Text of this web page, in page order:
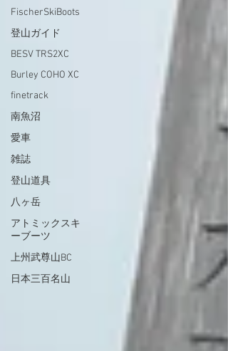
FischerSkiBoots
登山ガイド
BESV TRS2XC
Burley COHO XC
finetrack
南魚沼
愛車
雑誌
登山道具
八ヶ岳
アトミックスキ
ーブーツ
上州武尊山BC
日本三百名山